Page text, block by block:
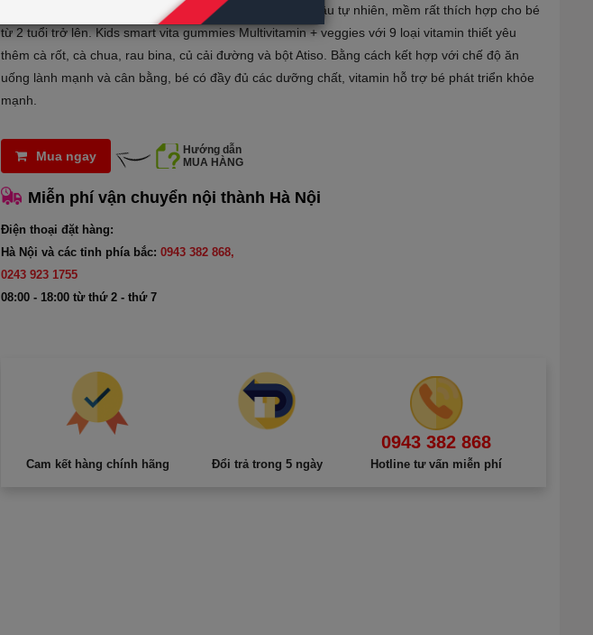
Kẹo Vita Gummies Multivitamin + Vegies với vị trái dâu tự nhiên, mềm rất thích hợp cho bé
từ 2 tuổi trở lên. Kids smart vita gummies Multivitamin + veggies với 9 loại vitamin thiết yêu
thêm cà rốt, cà chua, rau bina, củ cải đường và bột Atiso. Bằng cách kết hợp với chế độ ăn
uống lành mạnh và cân bằng, bé có đầy đủ các dưỡng chất, vitamin hỗ trợ bé phát triển khỏe
mạnh.
Mua ngay
Hướng dẫn
MUA HÀNG
Miễn phí vận chuyển nội thành Hà Nội
Điện thoại đặt hàng:
Hà Nội và các tỉnh phía bắc: 0943 382 868,
0243 923 1755
08:00 - 18:00 từ thứ 2 - thứ 7
Cam kết hàng chính hãng Đổi trả trong 5 ngày
0943 382 868
Hotline tư vấn miễn phí